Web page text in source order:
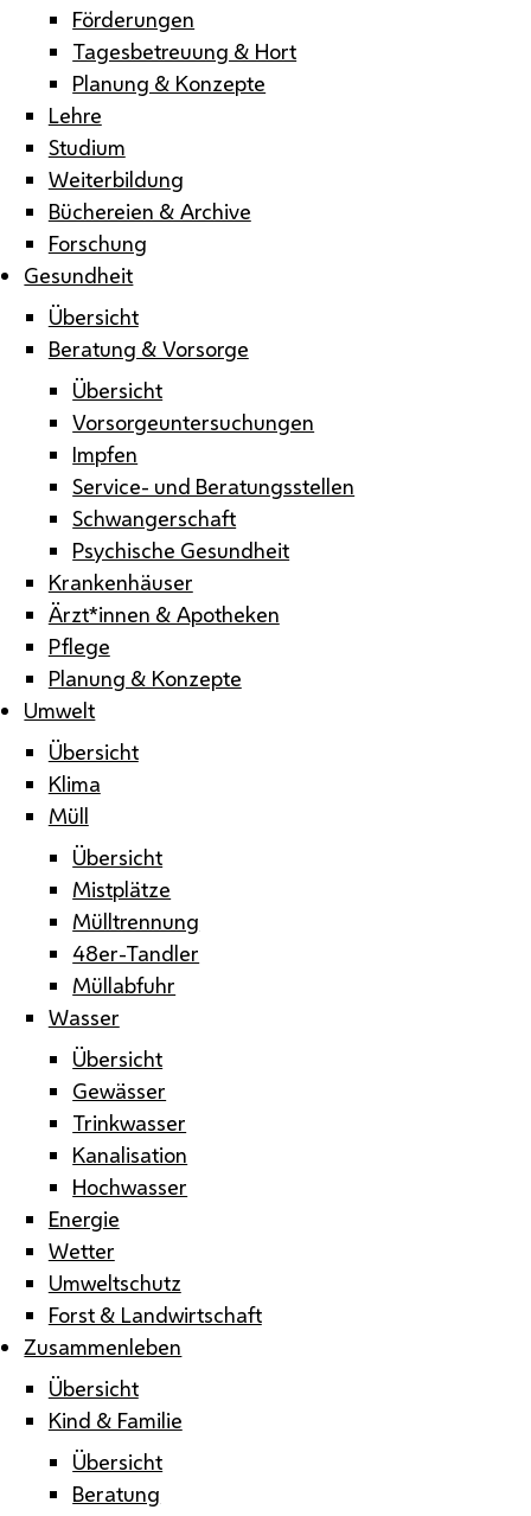
Förderungen
Tagesbetreuung & Hort
Planung & Konzepte
Lehre
Studium
Weiterbildung
Büchereien & Archive
Forschung
Gesundheit
Übersicht
Beratung & Vorsorge
Übersicht
Vorsorgeuntersuchungen
Impfen
Service- und Beratungsstellen
Schwangerschaft
Psychische Gesundheit
Krankenhäuser
Ärzt*innen & Apotheken
Pflege
Planung & Konzepte
Umwelt
Übersicht
Klima
Müll
Übersicht
Mistplätze
Mülltrennung
48er-Tandler
Müllabfuhr
Wasser
Übersicht
Gewässer
Trinkwasser
Kanalisation
Hochwasser
Energie
Wetter
Umweltschutz
Forst & Landwirtschaft
Zusammenleben
Übersicht
Kind & Familie
Übersicht
Beratung